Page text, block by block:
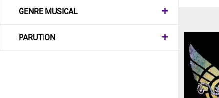
GENRE MUSICAL
PARUTION